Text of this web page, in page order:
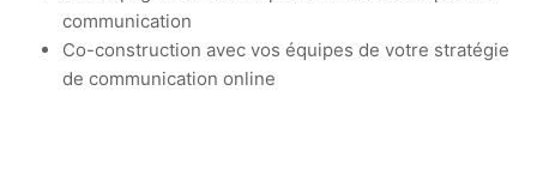
communication
Co-construction avec vos équipes de votre stratégie
de communication online